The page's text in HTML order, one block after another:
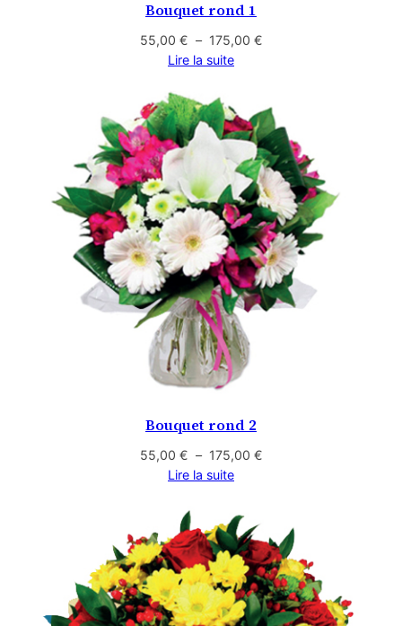
0
,
0
0
Bouquet rond 1
55,00 € – 175,00 €Plage
à
175,00 €
Lire la suite
Bouquet rond 2
55,00 € – 175,00 €Plage
175,00 €
Lire la suite